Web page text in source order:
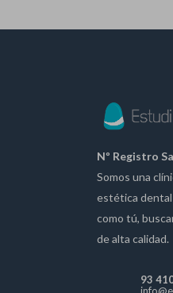
Nº Registro
Somos una
estética dental
como tú,
de alta calidad.
93